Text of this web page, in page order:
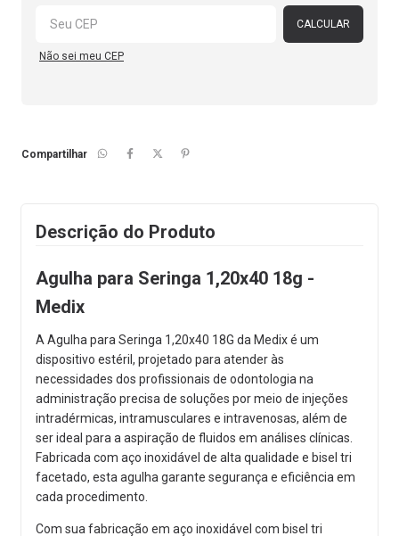
CALCULAR
Não sei meu CEP
Compartilhar
Descrição do Produto
Agulha para Seringa 1,20x40 18g -
Medix
A Agulha para Seringa 1,20x40 18G da Medix é um
dispositivo estéril, projetado para atender às
necessidades dos profissionais de odontologia na
administração precisa de soluções por meio de injeções
intradérmicas, intramusculares e intravenosas, além de
ser ideal para a aspiração de fluidos em análises clínicas.
Fabricada com aço inoxidável de alta qualidade e bisel tri
facetado, esta agulha garante segurança e eficiência em
cada procedimento.
Com sua fabricação em aço inoxidável com bisel tri